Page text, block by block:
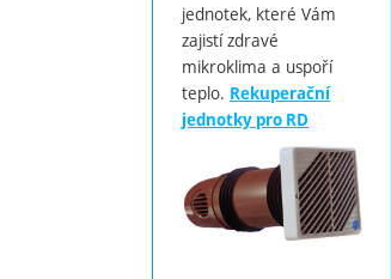
jednotek, které Vám
zajistí zdravé
mikroklima a uspoří
teplo. Rekuperační
jednotky pro RD